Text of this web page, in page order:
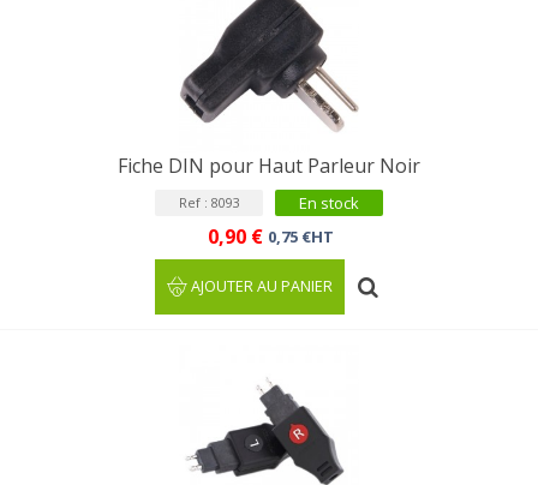
Fiche DIN pour Haut Parleur Noir
Ref : 8093 En stock
0,90 € 0,75 €HT
AJOUTER AU PANIER